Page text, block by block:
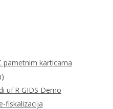
pametnim karticama
uFR GIDS Demo
fiskalizacija